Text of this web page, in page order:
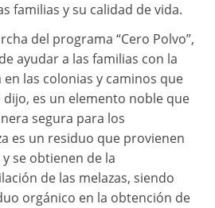
familias y su calidad de vida.
del programa “Cero Polvo”,
ayudar a las familias con la
en las colonias y caminos que
es un elemento noble que
segura para los
es un residuo que provienen
se obtienen de la
de las melazas, siendo
orgánico en la obtención de